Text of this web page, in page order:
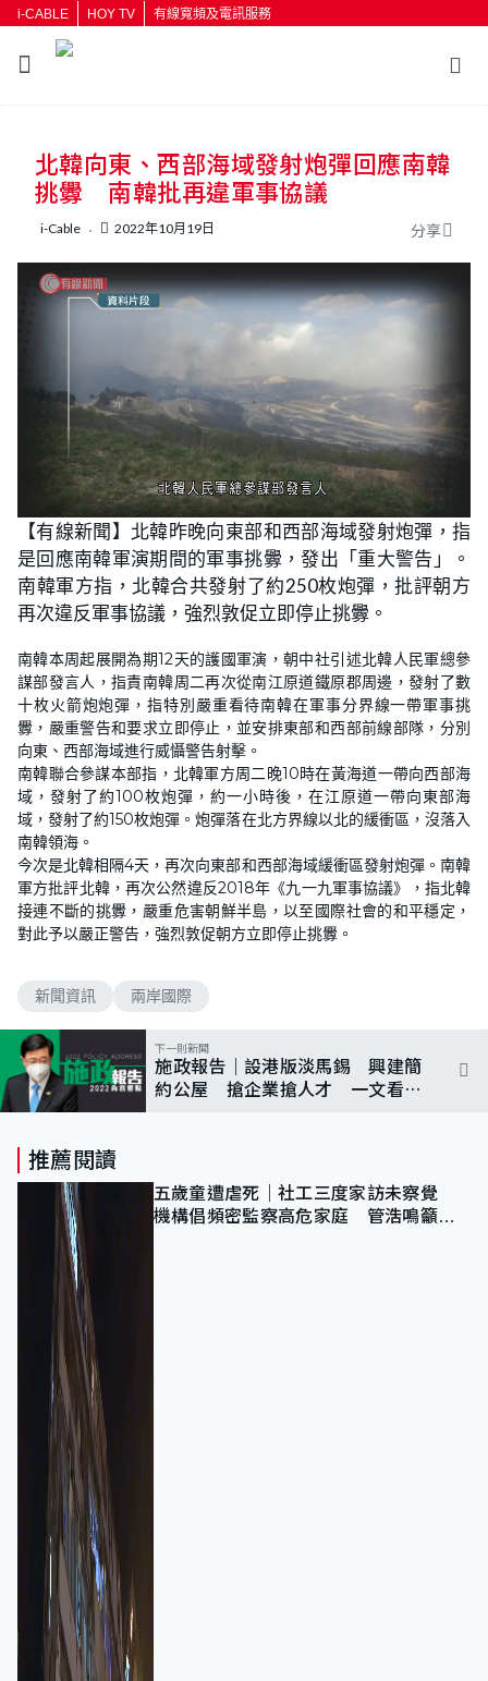
i-CABLE HOY TV 有線寬頻及電訊服務
按輸入鍵開始搜尋
北韓向東、西部海域發射炮彈回應南韓
挑釁 南韓批再違軍事協議
i-Cable 2022年10月19日 分享
U
n
m
t
e
L
o
a
d
e
d
:
6
1
.
%
【有線新聞】北韓昨晚向東部和西部海域發射炮彈，指
是回應南韓軍演期間的軍事挑釁，發出「重大警告」。
南韓軍方指，北韓合共發射了約250枚炮彈，批評朝方
再次違反軍事協議，強烈敦促立即停止挑釁。
南韓本周起展開為期12天的護國軍演，朝中社引述北韓人民軍總參
謀部發言人，指責南韓周二再次從南江原道鐵原郡周邊，發射了數
十枚火箭炮炮彈，指特別嚴重看待南韓在軍事分界線一帶軍事挑
釁，嚴重警告和要求立即停止，並安排東部和西部前線部隊，分別
向東、西部海域進行威懾警告射擊。
南韓聯合參謀本部指，北韓軍方周二晚10時在黃海道一帶向西部海
域，發射了約100枚炮彈，約一小時後，在江原道一帶向東部海
域，發射了約150枚炮彈。炮彈落在北方界線以北的緩衝區，沒落入
南韓領海。
今次是北韓相隔4天，再次向東部和西部海域緩衝區發射炮彈。南韓
軍方批評北韓，再次公然違反2018年《九一九軍事協議》，指北韓
接連不斷的挑釁，嚴重危害朝鮮半島，以至國際社會的和平穩定，
對此予以嚴正警告，強烈敦促朝方立即停止挑釁。
新聞資訊 兩岸國際
下一則新聞
施政報告｜設港版淡馬錫 興建簡
約公屋 搶企業搶人才 一文看清
推薦閱讀
五歲童遭虐死｜社工三度家訪未察覺
機構倡頻密監察高危家庭 管浩鳴籲加